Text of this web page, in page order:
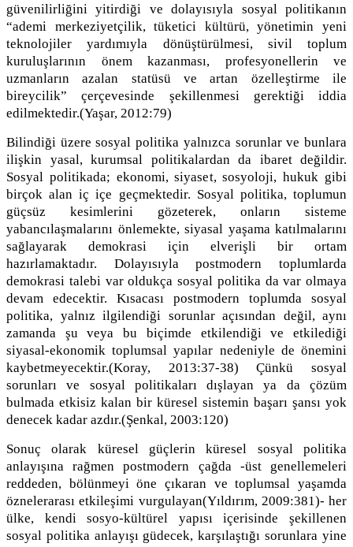
güvenilirliğini yitirdiği ve dolayısıyla sosyal politikanın
“ademi merkeziyetçilik, tüketici kültürü, yönetimin yeni
teknolojiler yardımıyla dönüştürülmesi, sivil toplum
kuruluşlarının önem kazanması, profesyonellerin ve
uzmanların azalan statüsü ve artan özelleştirme ile
bireycilik” çerçevesinde şekillenmesi gerektiği iddia
edilmektedir.(Yaşar, 2012:79)
Bilindiği üzere sosyal politika yalnızca sorunlar ve bunlara
ilişkin yasal, kurumsal politikalardan da ibaret değildir.
Sosyal politikada; ekonomi, siyaset, sosyoloji, hukuk gibi
birçok alan iç içe geçmektedir. Sosyal politika, toplumun
güçsüz kesimlerini gözeterek, onların sisteme
yabancılaşmalarını önlemekte, siyasal yaşama katılmalarını
sağlayarak demokrasi için elverişli bir ortam
hazırlamaktadır. Dolayısıyla postmodern toplumlarda
demokrasi talebi var oldukça sosyal politika da var olmaya
devam edecektir. Kısacası postmodern toplumda sosyal
politika, yalnız ilgilendiği sorunlar açısından değil, aynı
zamanda şu veya bu biçimde etkilendiği ve etkilediği
siyasal-ekonomik toplumsal yapılar nedeniyle de önemini
kaybetmeyecektir.(Koray, 2013:37-38) Çünkü sosyal
sorunları ve sosyal politikaları dışlayan ya da çözüm
bulmada etkisiz kalan bir küresel sistemin başarı şansı yok
denecek kadar azdır.(Şenkal, 2003:120)
Sonuç olarak küresel güçlerin küresel sosyal politika
anlayışına rağmen postmodern çağda -üst genellemeleri
reddeden, bölünmeyi öne çıkaran ve toplumsal yaşamda
öznelerarası etkileşimi vurgulayan(Yıldırım, 2009:381)- her
ülke, kendi sosyo-kültürel yapısı içerisinde şekillenen
sosyal politika anlayışı güdecek, karşılaştığı sorunlara yine